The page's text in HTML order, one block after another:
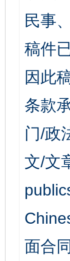
民事
稿件
因此
条款
门/政
文/文
面合